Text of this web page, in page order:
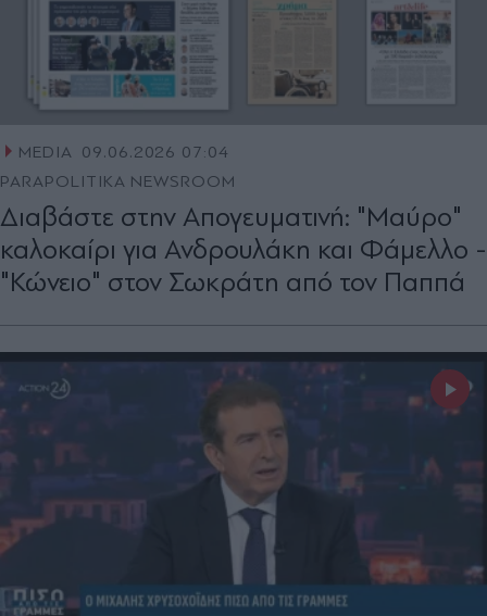
MEDIA 09.06.2026 07:04
PARAPOLITIKA NEWSROOM
Διαβάστε στην Απογευματινή: "Μαύρο"
καλοκαίρι για Ανδρουλάκη και Φάμελλο -
"Κώνειο" στον Σωκράτη από τον Παππά